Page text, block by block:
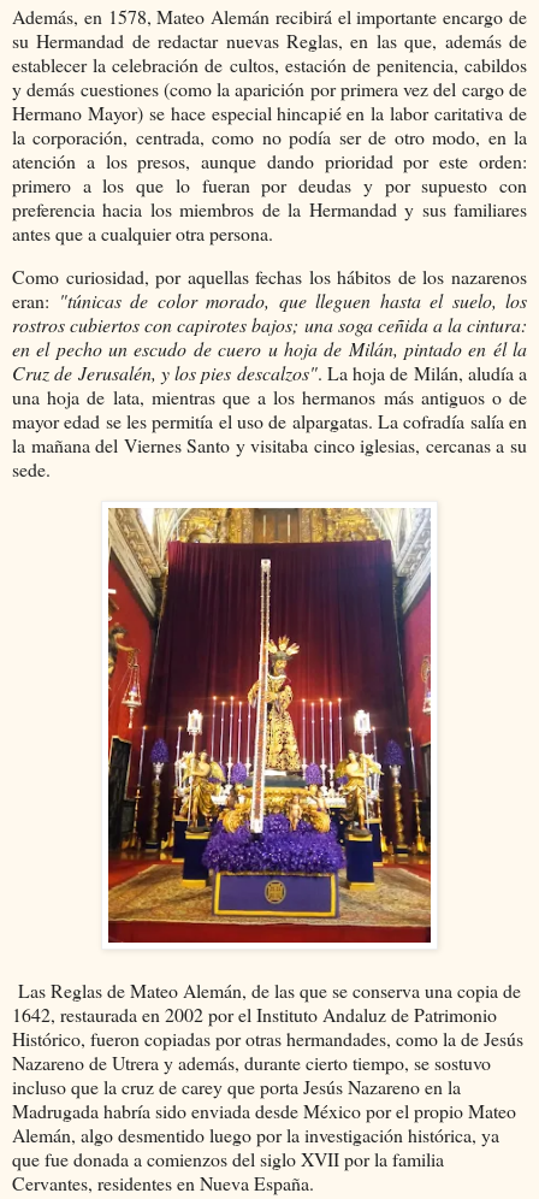
Además, en 1578, Mateo Alemán recibirá el importante encargo de
su Hermandad de redactar nuevas Reglas, en las que, además de
establecer la celebración de cultos, estación de penitencia, cabildos
y demás cuestiones (como la aparición por primera vez del cargo de
Hermano Mayor) se hace especial hincapié en la labor caritativa de
la corporación, centrada, como no podía ser de otro modo, en la
atención a los presos, aunque dando prioridad por este orden:
primero a los que lo fueran por deudas y por supuesto con
preferencia hacia los miembros de la Hermandad y sus familiares
antes que a cualquier otra persona.
Como curiosidad, por aquellas fechas los hábitos de los nazarenos
eran: "túnicas de color morado, que lleguen hasta el suelo, los
rostros cubiertos con capirotes bajos; una soga ceñida a la cintura:
en el pecho un escudo de cuero u hoja de Milán, pintado en él la
Cruz de Jerusalén, y los pies descalzos". La hoja de Milán, aludía a
una hoja de lata, mientras que a los hermanos más antiguos o de
mayor edad se les permitía el uso de alpargatas. La cofradía salía en
la mañana del Viernes Santo y visitaba cinco iglesias, cercanas a su
sede.
Las Reglas de Mateo Alemán, de las que se conserva una copia de
1642, restaurada en 2002 por el Instituto Andaluz de Patrimonio
Histórico, fueron copiadas por otras hermandades, como la de Jesús
Nazareno de Utrera y además, durante cierto tiempo, se sostuvo
incluso que la cruz de carey que porta Jesús Nazareno en la
Madrugada habría sido enviada desde México por el propio Mateo
Alemán, algo desmentido luego por la investigación histórica, ya
que fue donada a comienzos del siglo XVII por la familia
Cervantes, residentes en Nueva España.